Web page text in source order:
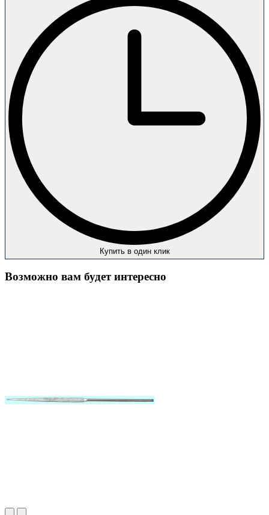
Купить в один клик
Возможно вам будет интересно